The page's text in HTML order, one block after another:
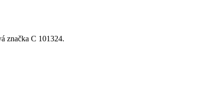
značka C 101324.